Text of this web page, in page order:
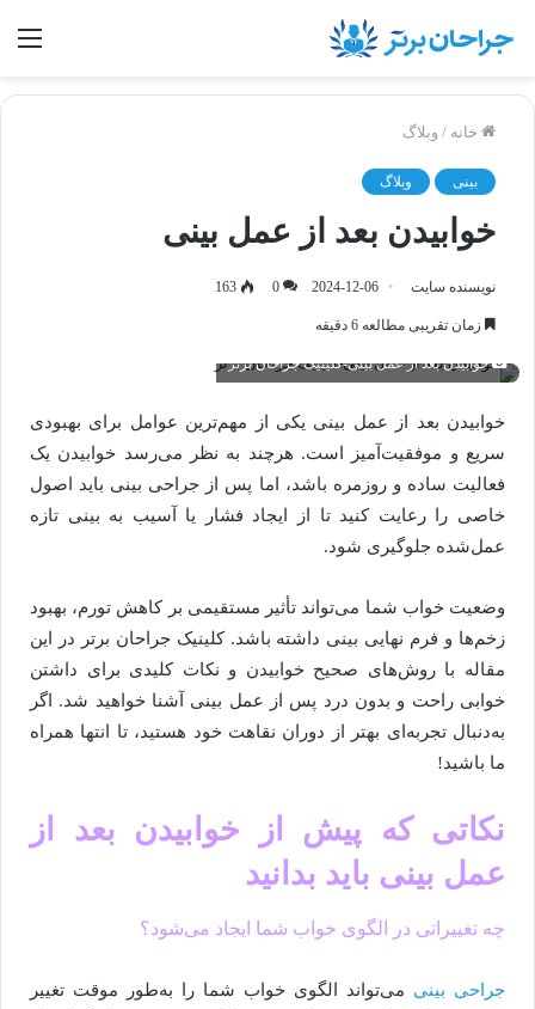
خانه / وبلاگ
بینی وبلاگ
خوابیدن بعد از عمل بینی
نویسنده سایت 2024-12-06
0
163
زمان تقریبی مطالعه 6 دقیقه
خوابیدن بعد از عمل بینی-کلینیک جراحان برتر
خوابیدن بعد از عمل بینی یکی از مهم‌ترین عوامل برای بهبودی
سریع و موفقیت‌آمیز است. هرچند به نظر می‌رسد خوابیدن یک
فعالیت ساده و روزمره باشد، اما پس از جراحی بینی باید اصول
خاصی را رعایت کنید تا از ایجاد فشار یا آسیب به بینی تازه
عمل‌شده جلوگیری شود.
وضعیت خواب شما می‌تواند تأثیر مستقیمی بر کاهش تورم، بهبود
زخم‌ها و فرم نهایی بینی داشته باشد. کلینیک جراحان برتر در این
مقاله با روش‌های صحیح خوابیدن و نکات کلیدی برای داشتن
خوابی راحت و بدون درد پس از عمل بینی آشنا خواهید شد. اگر
به‌دنبال تجربه‌ای بهتر از دوران نقاهت خود هستید، تا انتها همراه
ما باشید!
نکاتی که پیش از خوابیدن بعد از
عمل بینی باید بدانید
چه تغییراتی در الگوی خواب شما ایجاد می‌شود؟
جراحی بینی می‌تواند الگوی خواب شما را به‌طور موقت تغییر